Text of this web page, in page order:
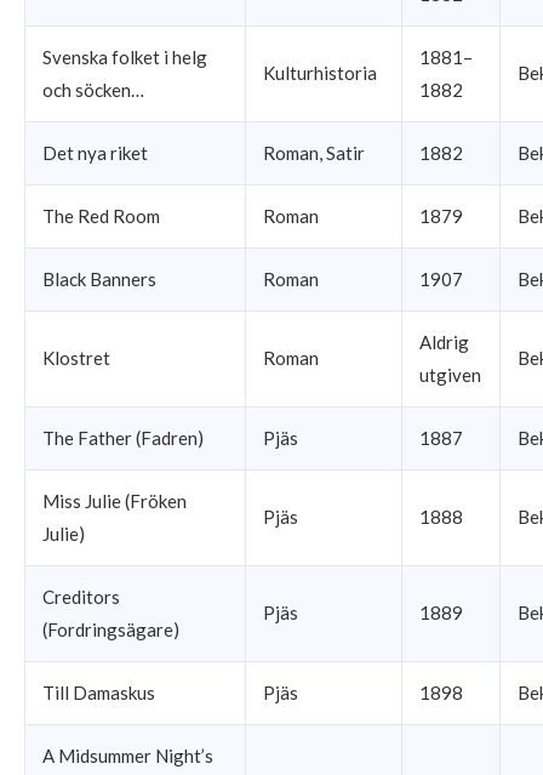
Svenska folket i helg
och söcken…
Kulturhistoria
1881–
1882
Det nya riket Roman, Satir 1882
The Red Room Roman 1879
Black Banners Roman 1907
Klostret Roman
Aldrig
utgiven
The Father (Fadren) Pjäs 1887
Miss Julie (Fröken
Julie)
Pjäs 1888
Creditors
(Fordringsägare)
Pjäs 1889
Till Damaskus Pjäs 1898
A Midsummer Night’s